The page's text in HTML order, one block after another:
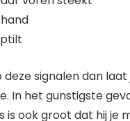
deze signalen dan
In het gunstigste
is ook groot dat hij je